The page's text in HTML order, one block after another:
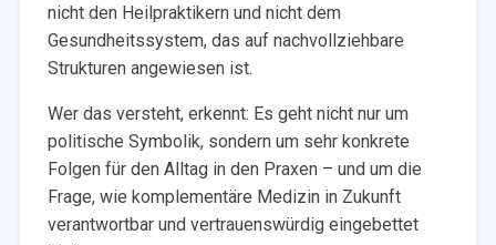
nicht den Heilpraktikern und nicht dem
Gesundheitssystem, das auf nachvollziehbare
Strukturen angewiesen ist.
Wer das versteht, erkennt: Es geht nicht nur um
politische Symbolik, sondern um sehr konkrete
Folgen für den Alltag in den Praxen – und um die
Frage, wie komplementäre Medizin in Zukunft
verantwortbar und vertrauenswürdig eingebettet